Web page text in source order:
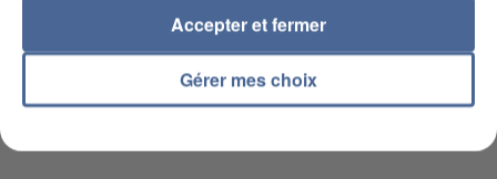
COULÉE DE BOUE EN HAUTE-SAVOIE
Gérer mes choix
Accepter et fermer